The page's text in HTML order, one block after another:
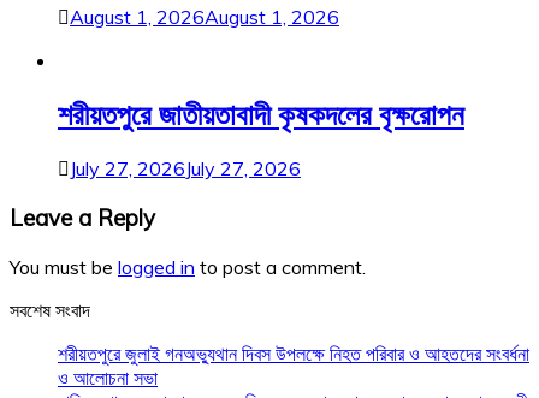
August 1, 2026August 1, 2026
শরীয়তপুরে জাতীয়তাবাদী কৃষকদলের বৃক্ষরোপন
July 27, 2026July 27, 2026
Leave a Reply
You must be logged in to post a comment.
সবশেষ সংবাদ
শরীয়তপুরে জুলাই গনঅভ্যুথান দিবস উপলক্ষে নিহত পরিবার ও আহতদের সংবর্ধনা
ও আলোচনা সভা